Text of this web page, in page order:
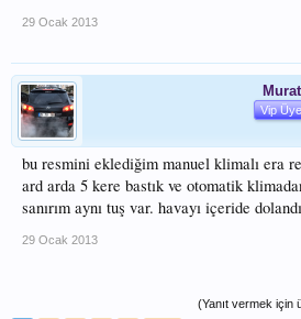
29 Ocak 2013
Murat
Vip Üye
bu resmini eklediğim manuel klimalı era
ard arda 5 kere bastık ve otomatik
sanırım aynı tuş var. havayı içeride
29 Ocak 2013
(Yanıt vermek için